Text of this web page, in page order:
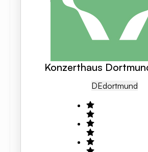
Konzerthaus
DEDortmund